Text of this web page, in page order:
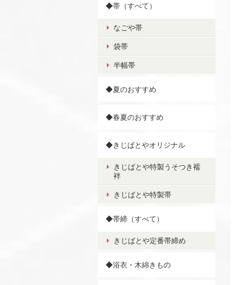
◆帯（すべて）
なごや帯
袋帯
半幅帯
◆夏のおすすめ
◆春夏のおすすめ
◆きじばとやオリジナル
きじばとや特製うそつき襦
袢
きじばとや特製帯
◆帯締（すべて）
きじばとや定番帯締め
◆浴衣・木綿きもの